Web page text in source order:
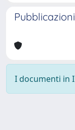
I documenti in